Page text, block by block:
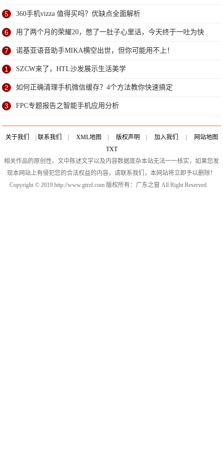
5 360手机vizza 值得买吗？优缺点全面解析
6 用了两个月的荣耀20，憋了一肚子心里话，今天终于一吐为快
7 诺基亚语音助手MIKA横空出世，但你可能用不上！
1 SZCW来了，HTL沙发展示生活美学
2 如何正确清理手机微信缓存？4个方法教你快速搞定
3 FPC专题报告之智能手机应用分析
关于我们 联系我们 XML地图 版权声明 加入我们
网站地图
TXT
相关作品的原创性、文中陈述文字以及内容数据庞杂本站无法一一核实，如果您发
现本网站上有侵犯您的合法权益的内容，请联系我们，本网站将立即予以删除！
Copyright © 2019 http://www.gtrzf.com 版权所有：广东之窗 All Right Reserved.